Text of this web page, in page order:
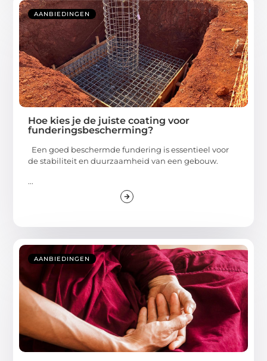
AANBIEDINGEN
Hoe kies je de juiste coating voor
funderingsbescherming?
Een goed beschermde fundering is essentieel voor
de stabiliteit en duurzaamheid van een gebouw.
...
AANBIEDINGEN